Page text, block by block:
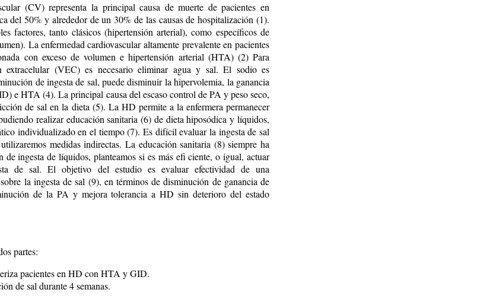
(CV) representa la principal causa de muerte de pacientes en
del 50% y alrededor de un 30% de las causas de hospitalización (1).
factores, tanto clásicos (hipertensión arterial), como específicos de
La enfermedad cardiovascular altamente prevalente en pacientes
con exceso de volumen e hipertensión arterial (HTA) (2) Para
extracelular (VEC) es necesario eliminar agua y sal. El sodio es
de ingesta de sal, puede disminuir la hipervolemia, la ganancia
e HTA (4). La principal causa del escaso control de PA y peso seco,
de sal en la dieta (5). La HD permite a la enfermera permanecer
realizar educación sanitaria (6) de dieta hiposódica y líquidos,
individualizado en el tiempo (7). Es difícil evaluar la ingesta de sal
medidas indirectas. La educación sanitaria (8) siempre ha
ingesta de líquidos, planteamos si es más efi ciente, o igual, actuar
de sal. El objetivo del estudio es evaluar efectividad de una
la ingesta de sal (9), en términos de disminución de ganancia de
de la PA y mejora tolerancia a HD sin deterioro del estado
partes:
pacientes en HD con HTA y GID.
de sal durante 4 semanas.